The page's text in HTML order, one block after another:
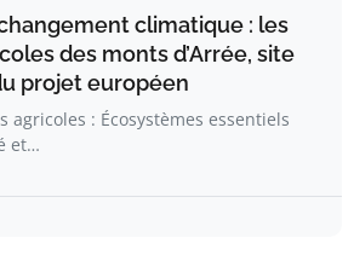
climatique : les
des monts d’Arrée, site
projet européen
agricoles : Écosystèmes essentiels
et…